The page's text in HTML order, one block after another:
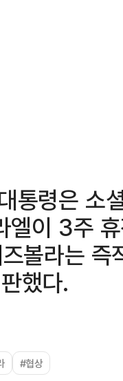
통령은 소
엘이 3주
볼라는
했다.
#협상